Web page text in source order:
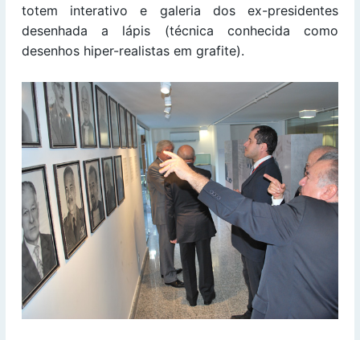
totem interativo e galeria dos ex-presidentes
desenhada a lápis (técnica conhecida como
desenhos hiper-realistas em grafite).